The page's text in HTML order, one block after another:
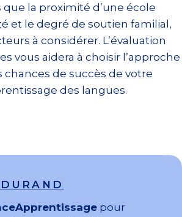
la proximité d’une école
et le degré de soutien familial,
à considérer. L’évaluation
vous aidera à choisir l’approche
chances de succès de votre
des langues.
pour